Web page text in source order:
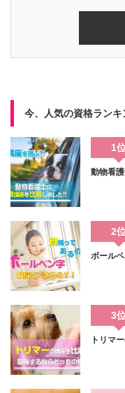
今、人気の資格ランキ
1
動物看
2
ボール
3
トリマ